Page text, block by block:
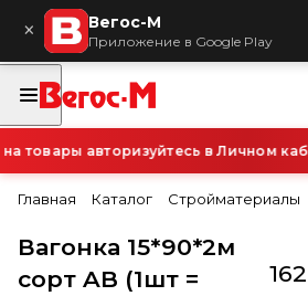
× Вегос-М
Приложение в Google Play
авторизуйтесь в Личном
Главная Каталог Стройматериалы
Вагонка 15*90*2м
сорт AB (1шт =